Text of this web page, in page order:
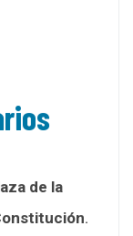
de la
.